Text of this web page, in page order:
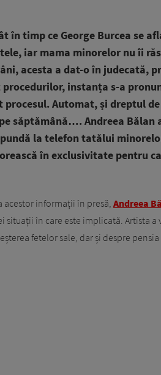
în timp ce George Burcea se
iar mama minorelor nu îi
acesta a dat-o în judecată,
instanța s-a
procesul. Automat, și dreptul
săptămână…. Andreea Bălan
la telefon tatălui
în exclusivitate pentru
acestor informații în presă, Andreea
situații în care este implicată. Artista
fetelor sale, dar și despre